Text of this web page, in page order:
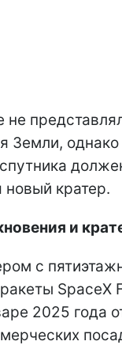
не
Земли, однако
новый кратер.
и
с
SpaceX
2025 года